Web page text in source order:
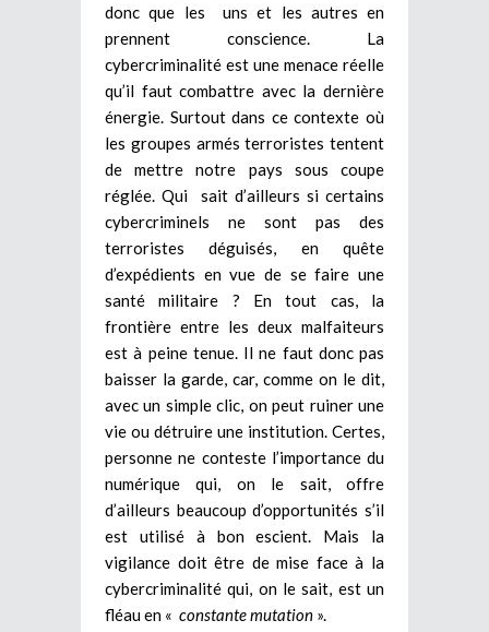
donc que les uns et les autres en
prennent conscience. La
cybercriminalité est une menace réelle
qu’il faut combattre avec la dernière
énergie. Surtout dans ce contexte où
les groupes armés terroristes tentent
de mettre notre pays sous coupe
réglée. Qui sait d’ailleurs si certains
cybercriminels ne sont pas des
terroristes déguisés, en quête
d’expédients en vue de se faire une
santé militaire ? En tout cas, la
frontière entre les deux malfaiteurs
est à peine tenue. Il ne faut donc pas
baisser la garde, car, comme on le dit,
avec un simple clic, on peut ruiner une
vie ou détruire une institution. Certes,
personne ne conteste l’importance du
numérique qui, on le sait, offre
d’ailleurs beaucoup d’opportunités s’il
est utilisé à bon escient. Mais la
vigilance doit être de mise face à la
cybercriminalité qui, on le sait, est un
fléau en « constante mutation ».